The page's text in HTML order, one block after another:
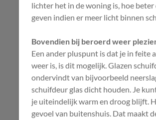
lichter het in de woning is, hoe
geven indien er meer licht binnen
Bovendien bij beroerd weer
Een ander pluspunt is dat je in feite
weer is, is dit mogelijk. Glazen
ondervindt van bijvoorbeeld
schuifdeur glas dicht houden. Je
je uiteindelijk warm en droog blijft.
gevoel van buitenshuis. Dat maakt